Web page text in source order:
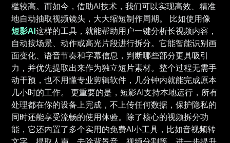
槛较高。而如今，借助AI技术，我们可以实现高效、精准
地自动抽取视频镜头，大大缩短制作周期。 比如使用像
短影AI这样的工具，就能帮助用户一键分析长视频内容，
自动按场景、动作或高光片段进行拆分。它能智能识别画
面变化、语音节奏和字幕信息，判断哪些部分更具吸引
力，并优先提取出来作为独立短片素材。整个过程无需手
动干预，也不用懂专业剪辑软件，几分钟内就能完成原本
几小时的工作。 更重要的是，短影AI支持本地运行，所有
处理都在你的设备上完成，不上传任何数据，保护隐私的
同时还能享受流畅的使用体验。除了核心的视频拆分功
能，它还内置了多个实用的免费AI小工具，比如音视频转